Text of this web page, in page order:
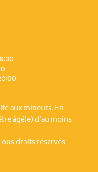
aux mineurs. En
âgé(e) d'au moins
droits réservés